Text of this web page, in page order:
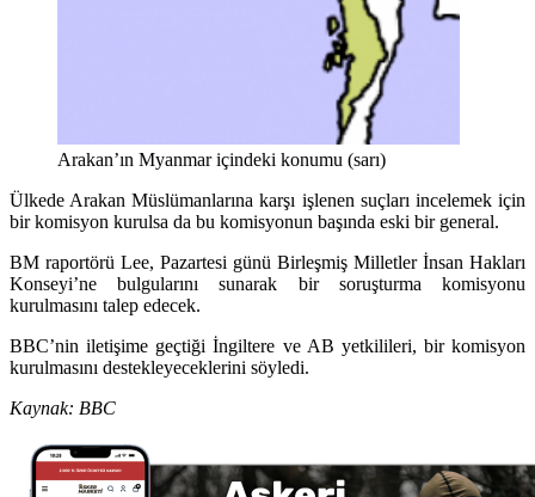
Arakan’ın Myanmar içindeki konumu (sarı)
Ülkede Arakan Müslümanlarına karşı işlenen suçları incelemek için
bir komisyon kurulsa da bu komisyonun başında eski bir general.
BM raportörü Lee, Pazartesi günü Birleşmiş Milletler İnsan Hakları
Konseyi’ne bulgularını sunarak bir soruşturma komisyonu
kurulmasını talep edecek.
BBC’nin iletişime geçtiği İngiltere ve AB yetkilileri, bir komisyon
kurulmasını destekleyeceklerini söyledi.
Kaynak: BBC